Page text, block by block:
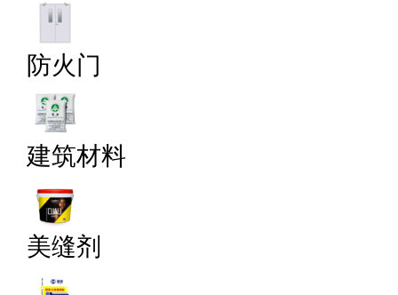
防火门
建筑材料
美缝剂